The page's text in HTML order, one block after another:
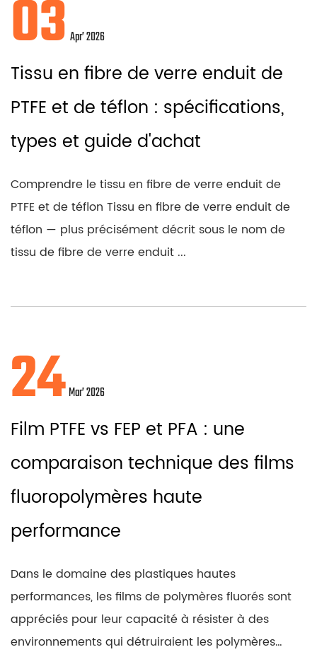
03 Apr’ 2026
Tissu en fibre de verre enduit de
PTFE et de téflon : spécifications,
types et guide d'achat
Comprendre le tissu en fibre de verre enduit de
PTFE et de téflon Tissu en fibre de verre enduit de
téflon — plus précisément décrit sous le nom de
tissu de fibre de verre enduit ...
24Mar’ 2026
Film PTFE vs FEP et PFA : une
comparaison technique des films
fluoropolymères haute
performance
Dans le domaine des plastiques hautes
performances, les films de polymères fluorés sont
appréciés pour leur capacité à résister à des
environnements qui détruiraient les polymères